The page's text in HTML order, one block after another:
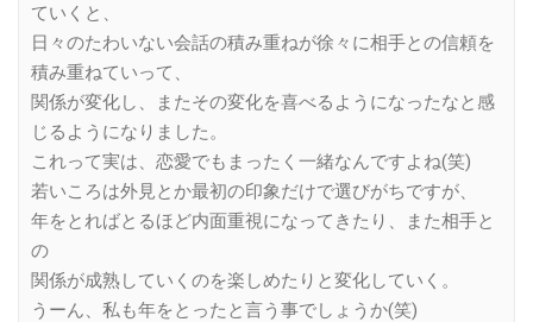
ていくと、
日々のたわいない会話の積み重ねが徐々に相手との信頼を
積み重ねていって、
関係が変化し、またその変化を喜べるようになったなと感
じるようになりました。
これって実は、恋愛でもまったく一緒なんですよね(笑)
若いころは外見とか最初の印象だけで選びがちですが、
年をとればとるほど内面重視になってきたり、また相手と
の
関係が成熟していくのを楽しめたりと変化していく。
うーん、私も年をとったと言う事でしょうか(笑)